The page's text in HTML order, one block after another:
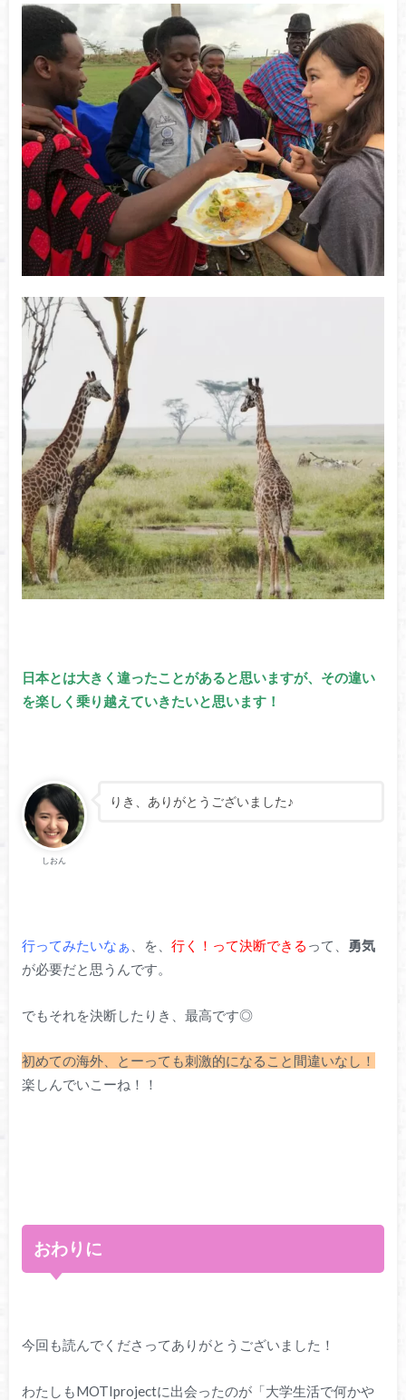
日本とは大きく違ったことがあると思いますが、その違い
を楽しく乗り越えていきたいと思います！
しおん
りき、ありがとうございました♪
行ってみたいなぁ 、を、 行く！って決断できる って、
勇気
が必要だと思うんです。
でもそれを決断したりき、最高です◎
初めての海外、とーっても刺激的になること間違いなし！
楽しんでいこーね！！
おわりに
今回も読んでくださってありがとうございました！
わたしもMOTIprojectに出会ったのが「大学生活で何かや